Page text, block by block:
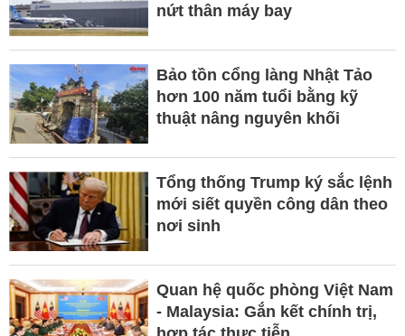
nứt thân máy bay
Bảo tồn cổng làng Nhật Tảo
hơn 100 năm tuổi bằng kỹ
thuật nâng nguyên khối
Tổng thống Trump ký sắc lệnh
mới siết quyền công dân theo
nơi sinh
Quan hệ quốc phòng Việt Nam
- Malaysia: Gắn kết chính trị,